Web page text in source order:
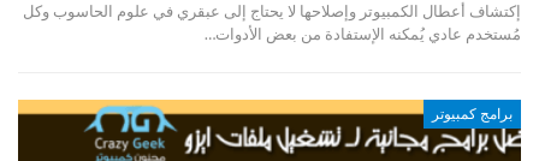
إكتشاف أعطال الكمبيوتر وإصلاحها لا يحتاج إلى عبقري في علوم الحاسوب وكل
مُستخدم عادي يُمكنه الإستفادة من بعض الأدوات…
برامج كمبيوتر